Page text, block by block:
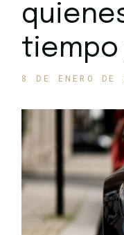
8 DE ENERO DE